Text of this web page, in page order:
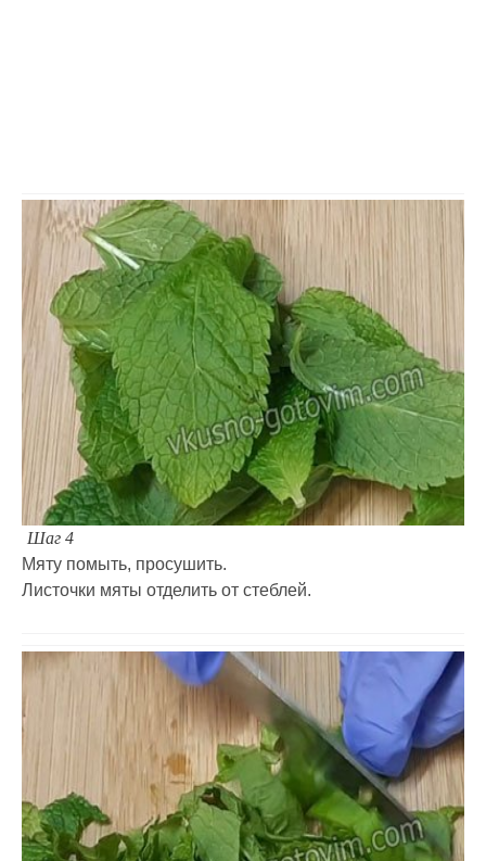
Шаг 4
Мяту помыть, просушить.
Листочки мяты отделить от стеблей.